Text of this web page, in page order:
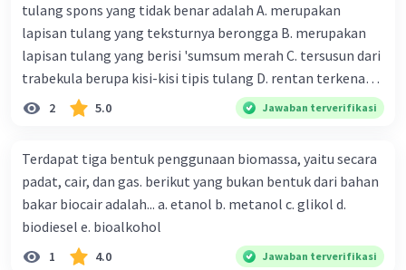
tulang spons yang tidak benar adalah A. merupakan
lapisan tulang yang teksturnya berongga B. merupakan
lapisan tulang yang berisi 'sumsum merah C. tersusun dari
trabekula berupa kisi-kisi tipis tulang D. rentan terkena
dampak osteoporosis setelah menopause E. mengandung
banyak kalsium fosfat dan kalsium karbonat
2 5.0 Jawaban terverifikasi
Terdapat tiga bentuk penggunaan biomassa, yaitu secara
padat, cair, dan gas. berikut yang bukan bentuk dari bahan
bakar biocair adalah... a. etanol b. metanol c. glikol d.
biodiesel e. bioalkohol
1 4.0 Jawaban terverifikasi